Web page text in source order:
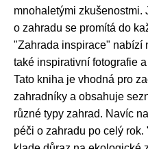
mnohaletými zkušenostmi.
o zahradu se promítá do
"Zahrada inspirace" nabízí
také inspirativní fotografie
Tato kniha je vhodná pro
zahradníky a obsahuje
různé typy zahrad. Navíc
péči o zahradu po celý